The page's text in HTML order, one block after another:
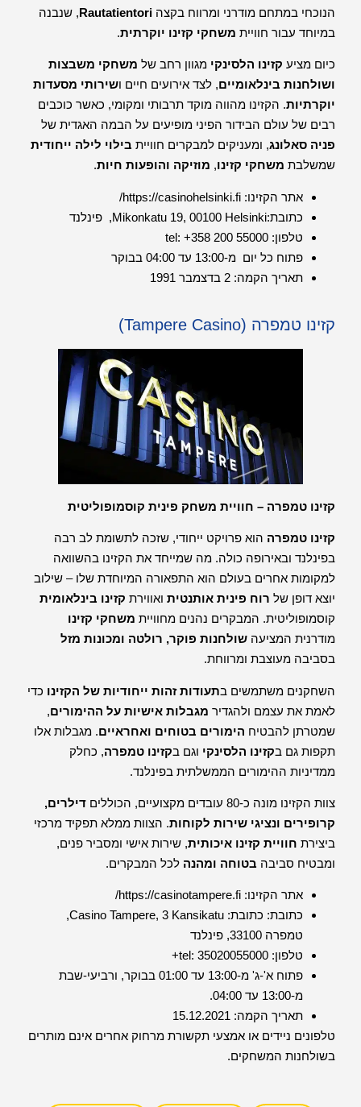
הנוכחי במתחם מודרני ומרווח בקצה Rautatientori, שנבנה
במיוחד עבור חוויית משחקי קזינו יוקרתית.
כיום מציע קזינו הלסינקי מגוון רחב של משחקי משבצות
ושולחנות בינלאומיים, לצד אירועים חיים ושירותי מסעדות
יוקרתיות. הקזינו מהווה מוקד תרבותי ומקומי, כאשר כוכבים
רבים של עולם הבידור הפיני מופיעים על הבמה האגדית של
פניה סאלונג, ומעניקים למבקרים חוויית בילוי לילה ייחודית
שמשלבת משחקי קזינו, מוזיקה והופעות חיות.
אתר הקזינו: https://casinohelsinki.fi/
כתובת:Mikonkatu 19, 00100 Helsinki, פינלנד
טלפון: tel: +358 200 55000
פתוח כל יום מ-13:00 עד 04:00 בבוקר
תאריך הקמה: 2 בדצמבר 1991
קזינו טמפרה (Tampere Casino)
קזינו טמפרה – חוויית משחק פינית קוסמופוליטית
קזינו טמפרה הוא פרויקט ייחודי, שזכה לתשומת לב רבה
בפינלנד ובאירופה כולה. מה שמייחד את הקזינו בהשוואה
למקומות אחרים בעולם הוא התפאורה המיוחדת שלו – שילוב
יוצא דופן של רוח פינית אותנטית ואווירת קזינו בינלאומית
קוסמופוליטית. המבקרים נהנים מחוויית משחקי קזינו
מודרנית המציעה שולחנות פוקר, רולטה ומכונות מזל
בסביבה מעוצבת ומרווחת.
השחקנים משתמשים בתעודות זהות ייחודיות של הקזינו כדי
לאמת את עצמם ולהגדיר מגבלות אישיות על ההימורים,
שמטרתן להבטיח הימורים בטוחים ואחראיים. מגבלות אלו
תקפות גם בקזינו הלסינקי וגם בקזינו טמפרה, כחלק
ממדיניות ההימורים הממשלתית בפינלנד.
צוות הקזינו מונה כ-80 עובדים מקצועיים, הכוללים
דילרים,
קרופירים ונציגי שירות לקוחות. הצוות ממלא תפקיד מרכזי
ביצירת חוויית קזינו איכותית, שירות אישי ומסביר פנים,
ומבטיח סביבה בטוחה ומהנה לכל המבקרים.
אתר הקזינו: https://casinotampere.fi/
כתובת:
כתובת: Casino Tampere, 3 Kansikatu,
טמפרה 33100, פינלנד
טלפון: tel: 35020055000+
פתוח א'-ג' מ-13:00 עד 01:00 בבוקר, ורביעי-שבת
מ-13:00 עד 04:00.
תאריך הקמה: 15.12.2021
טלפונים ניידים או אמצעי תקשורת מרחוק אחרים אינם מותרים
בשולחנות המשחקים.